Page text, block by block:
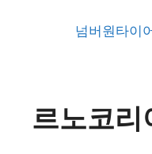
넘버원타이
르노코리